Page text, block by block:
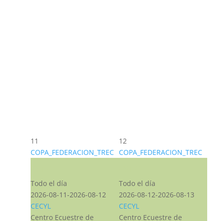
11
COPA_FEDERACION_TREC
Todo el día
2026-08-11-2026-08-12
CECYL
Centro Ecuestre de
12
COPA_FEDERACION_TREC
Todo el día
2026-08-12-2026-08-13
CECYL
Centro Ecuestre de